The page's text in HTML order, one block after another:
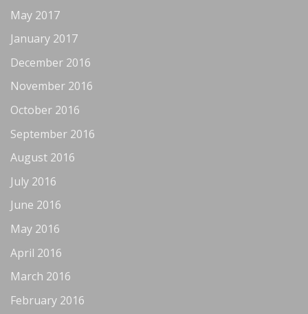
May 2017
January 2017
December 2016
November 2016
October 2016
September 2016
August 2016
July 2016
June 2016
May 2016
April 2016
March 2016
February 2016